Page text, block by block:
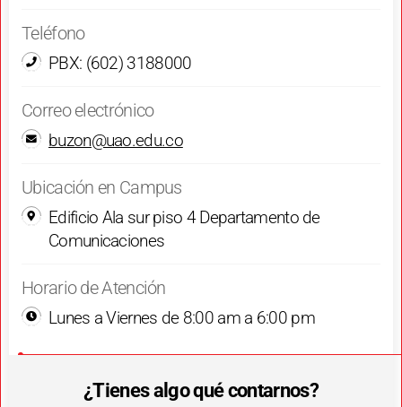
Teléfono
PBX: (602) 3188000
Correo electrónico
buzon@uao.edu.co
Ubicación en Campus
Edificio Ala sur piso 4 Departamento de
Comunicaciones
Horario de Atención
Lunes a Viernes de 8:00 am a 6:00 pm
¿Tienes algo qué contarnos?